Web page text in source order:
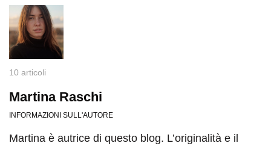
10 articoli
Martina Raschi
INFORMAZIONI SULL'AUTORE
Martina è autrice di questo blog. L’originalità e il